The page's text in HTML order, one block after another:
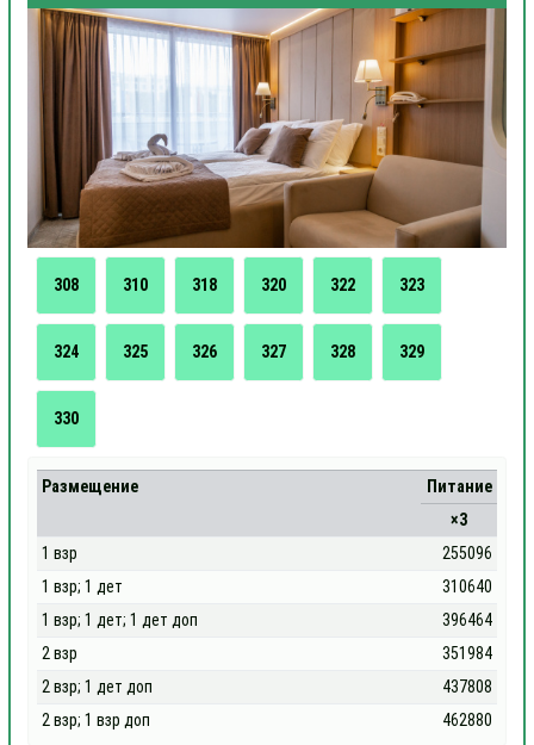
308 310 318 320 322 323
324 325 326 327 328 329
330
Размещение
Питание
×3
1 взр
255096
1 взр; 1 дет
310640
1 взр; 1 дет; 1 дет доп
396464
2 взр
351984
2 взр; 1 дет доп
437808
2 взр; 1 взр доп
462880